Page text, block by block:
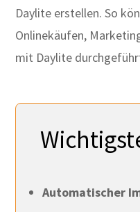
Daylite erstellen. So
Onlinekäufen,
mit Daylite
Automatischer